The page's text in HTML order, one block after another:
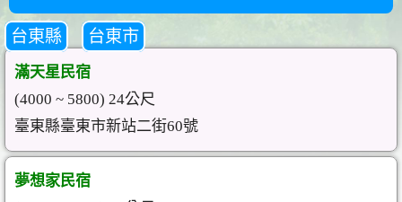
台東縣 台東市
滿天星民宿
(4000 ~ 5800) 24公尺
臺東縣臺東市新站二街60號
夢想家民宿